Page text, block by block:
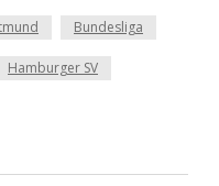
Bundesliga
Hamburger SV